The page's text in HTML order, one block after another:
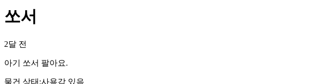
쏘서
2달 전
아기 쏘서 팔아요.
물건 상태 :사용감 있음